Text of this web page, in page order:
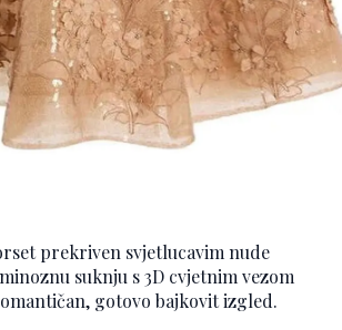
prekriven svjetlucavim nude
suknju s 3D cvjetnim vezom
gotovo bajkovit izgled.